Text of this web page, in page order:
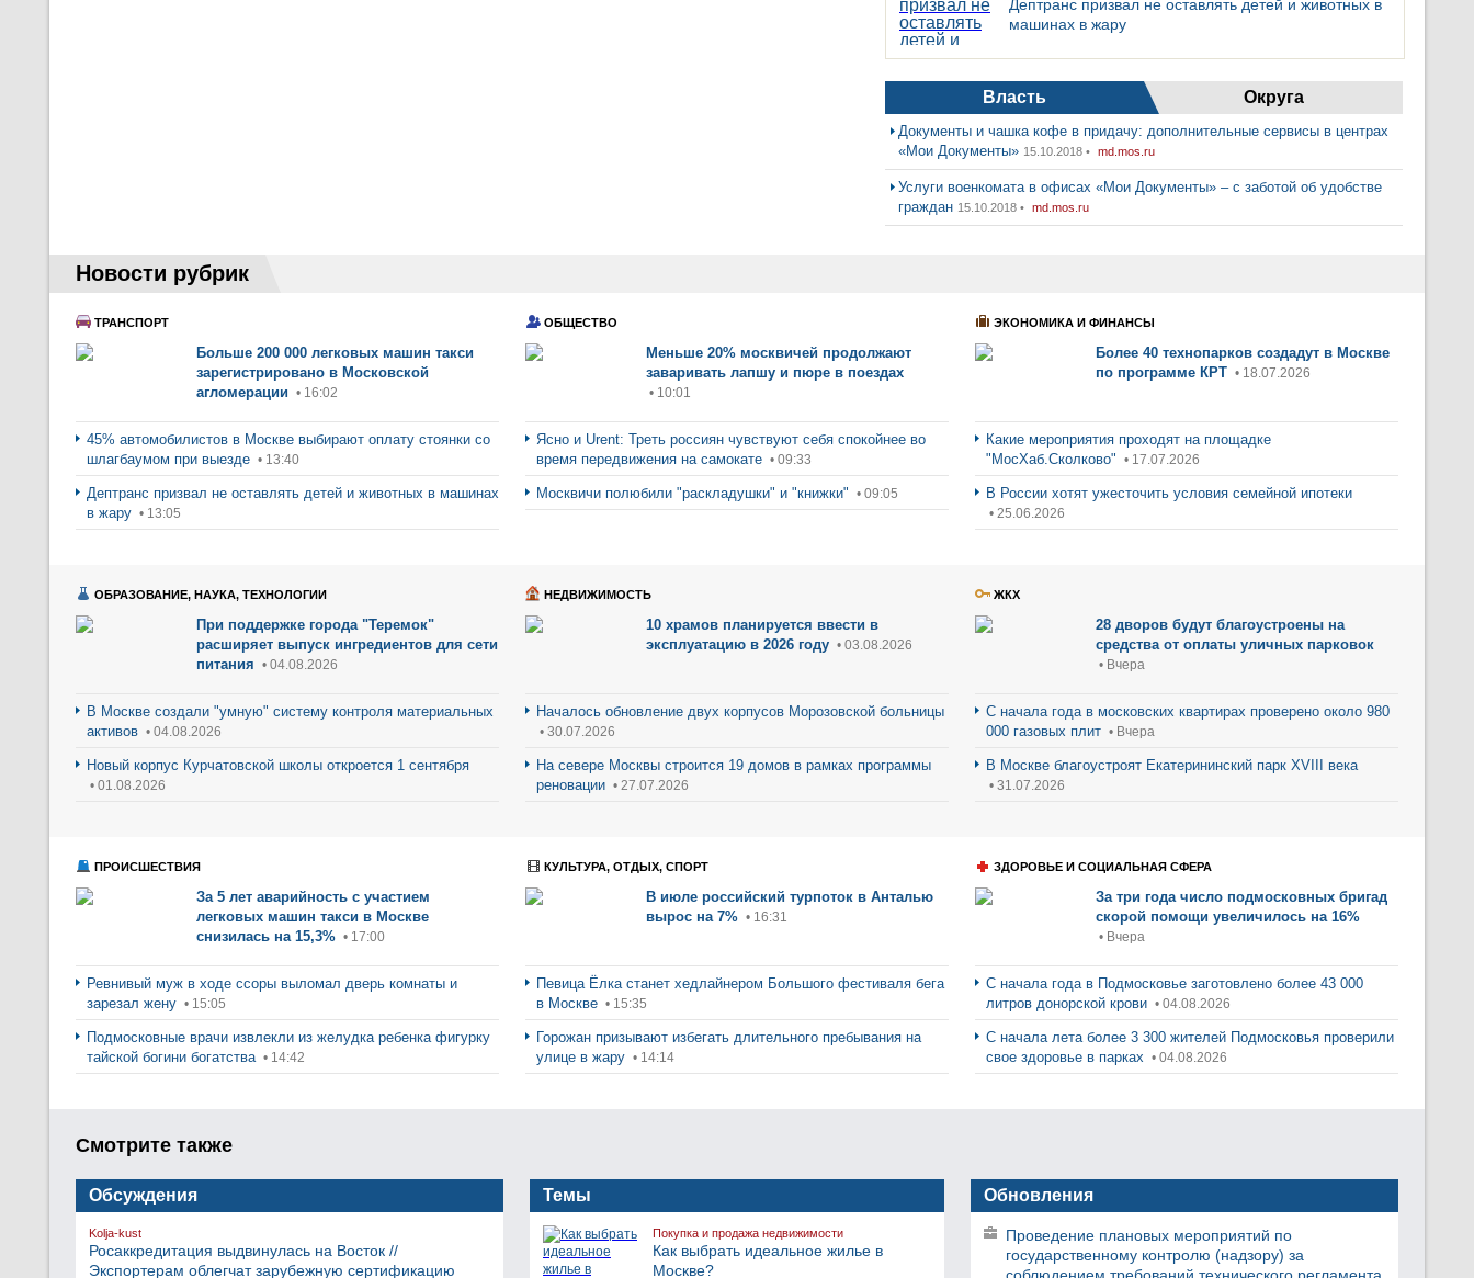
Дептранс призвал не оставлять детей и животных в
машинах в жару
Власть Округа
Документы и чашка кофе в придачу: дополнительные сервисы в центрах
«Мои Документы» 15.10.2018 • md.mos.ru
Услуги военкомата в офисах «Мои Документы» – с заботой об удобстве
граждан 15.10.2018 • md.mos.ru
Новости рубрик
ТРАНСПОРТ
Больше 200 000 легковых машин такси
зарегистрировано в Московской
агломерации • 16:02
45% автомобилистов в Москве выбирают оплату стоянки со
шлагбаумом при выезде • 13:40
Дептранс призвал не оставлять детей и животных в машинах
в жару • 13:05
ОБЩЕСТВО
Меньше 20% москвичей продолжают
заваривать лапшу и пюре в поездах
• 10:01
Ясно и Urent: Треть россиян чувствуют себя спокойнее во
время передвижения на самокате • 09:33
Москвичи полюбили "раскладушки" и "книжки" • 09:05
ЭКОНОМИКА И ФИНАНСЫ
Более 40 технопарков создадут в Москве
по программе КРТ • 18.07.2026
Какие мероприятия проходят на площадке
"МосХаб.Сколково" • 17.07.2026
В России хотят ужесточить условия семейной ипотеки
• 25.06.2026
ОБРАЗОВАНИЕ, НАУКА, ТЕХНОЛОГИИ
При поддержке города "Теремок"
расширяет выпуск ингредиентов для сети
питания • 04.08.2026
В Москве создали "умную" систему контроля материальных
активов • 04.08.2026
Новый корпус Курчатовской школы откроется 1 сентября
• 01.08.2026
НЕДВИЖИМОСТЬ
10 храмов планируется ввести в
эксплуатацию в 2026 году • 03.08.2026
Началось обновление двух корпусов Морозовской больницы
• 30.07.2026
На севере Москвы строится 19 домов в рамках программы
реновации • 27.07.2026
ЖКХ
28 дворов будут благоустроены на
средства от оплаты уличных парковок
• Вчера
С начала года в московских квартирах проверено около 980
000 газовых плит • Вчера
В Москве благоустроят Екатерининский парк XVIII века
• 31.07.2026
ПРОИСШЕСТВИЯ
За 5 лет аварийность с участием
легковых машин такси в Москве
снизилась на 15,3% • 17:00
Ревнивый муж в ходе ссоры выломал дверь комнаты и
зарезал жену • 15:05
Подмосковные врачи извлекли из желудка ребенка фигурку
тайской богини богатства • 14:42
КУЛЬТУРА, ОТДЫХ, СПОРТ
В июле российский турпоток в Анталью
вырос на 7% • 16:31
Певица Ёлка станет хедлайнером Большого фестиваля бега
в Москве • 15:35
Горожан призывают избегать длительного пребывания на
улице в жару • 14:14
ЗДОРОВЬЕ И СОЦИАЛЬНАЯ СФЕРА
За три года число подмосковных бригад
скорой помощи увеличилось на 16%
• Вчера
С начала года в Подмосковье заготовлено более 43 000
литров донорской крови • 04.08.2026
С начала лета более 3 300 жителей Подмосковья проверили
свое здоровье в парках • 04.08.2026
Смотрите также
Обсуждения
Kolja-kust
Росаккредитация выдвинулась на Восток //
Экспортерам облегчат зарубежную сертификацию
Темы
Покупка и продажа недвижимости
Как выбрать идеальное жилье в
Москве?
Обновления
Проведение плановых мероприятий по
государственному контролю (надзору) за